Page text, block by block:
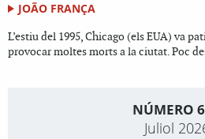
JOÃO FRANÇA
L’estiu del 1995, Chicago (els EUA) va
provocar moltes morts a la ciutat. Poc
NÚMERO
Juliol